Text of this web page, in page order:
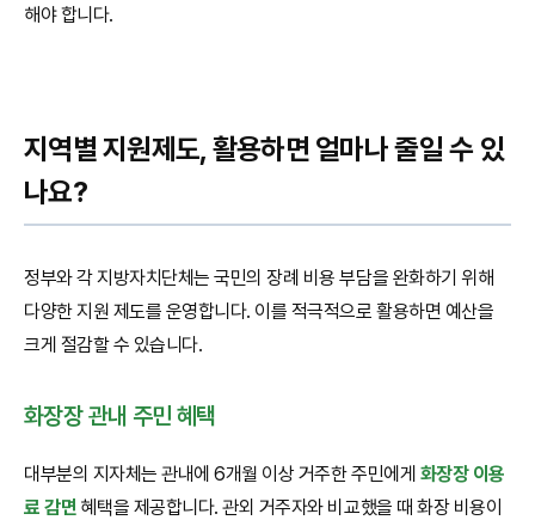
해야 합니다.
지역별 지원제도, 활용하면 얼마나 줄일 수 있
나요?
정부와 각 지방자치단체는 국민의 장례 비용 부담을 완화하기 위해
다양한 지원 제도를 운영합니다. 이를 적극적으로 활용하면 예산을
크게 절감할 수 있습니다.
화장장 관내 주민 혜택
대부분의 지자체는 관내에 6개월 이상 거주한 주민에게 화장장 이용
료 감면 혜택을 제공합니다. 관외 거주자와 비교했을 때 화장 비용이